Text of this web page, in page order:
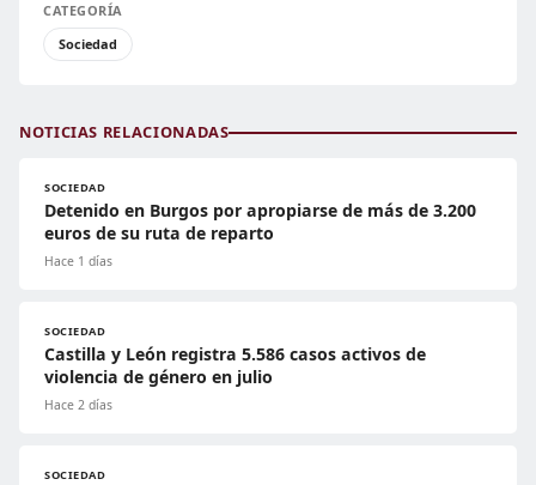
CATEGORÍA
Sociedad
NOTICIAS RELACIONADAS
SOCIEDAD
Detenido en Burgos por apropiarse de más de 3.200
euros de su ruta de reparto
Hace 1 días
SOCIEDAD
Castilla y León registra 5.586 casos activos de
violencia de género en julio
Hace 2 días
SOCIEDAD